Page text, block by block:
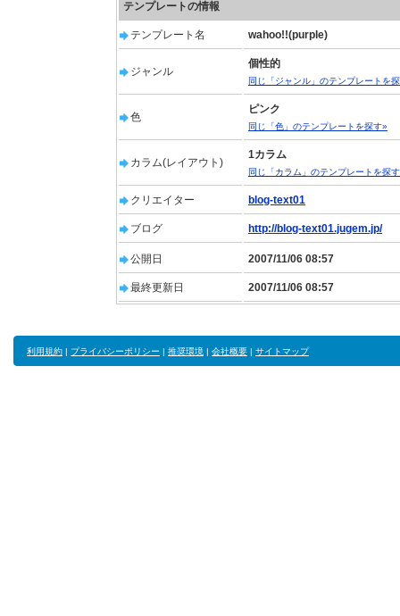
テンプレートの情報
テンプレート名 wahoo!!(purple)
ジャンル
個性的
同じ「ジャンル」のテンプレートを
色
ピンク
同じ「色」のテンプレートを探す»
カラム(レイアウト)
1カラム
同じ「カラム」のテンプレートを探
クリエイター blog-text01
ブログ http://blog-text01.jugem.jp/
公開日 2007/11/06 08:57
最終更新日 2007/11/06 08:57
利用規約 | プライバシーポリシー | 推奨環境 | 会社概要 | サイトマップ